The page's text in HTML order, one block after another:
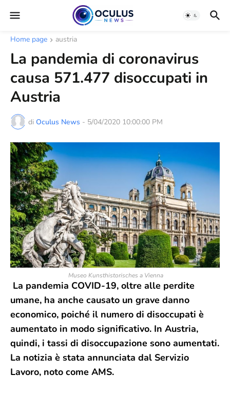
Home page austria
La pandemia di coronavirus
causa 571.477 disoccupati in
Austria
di Oculus News - 5/04/2020 10:00:00 PM
Museo Kunsthistorisches a Vienna
La pandemia COVID-19, oltre alle perdite
umane, ha anche causato un grave danno
economico, poiché il numero di disoccupati è
aumentato in modo significativo. In Austria,
quindi, i tassi di disoccupazione sono aumentati.
La notizia è stata annunciata dal Servizio
Lavoro, noto come AMS.